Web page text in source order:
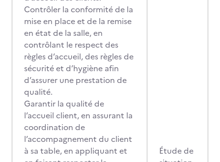
Contrôler la conformité de la
mise en place et de la remise
en état de la salle, en
contrôlant le respect des
règles d’accueil, des règles de
sécurité et d’hygiène afin
d’assurer une prestation de
qualité.
Garantir la qualité de
l’accueil client, en assurant la
coordination de
l’accompagnement du client
à sa table, en appliquant et
Étude de